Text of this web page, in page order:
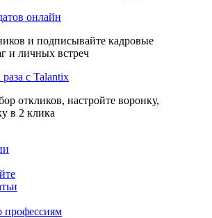
онлайн
и подписывайте кадровые
и личных встреч
с Talantix
откликов, настройте воронку,
в 2 клика
профессиям